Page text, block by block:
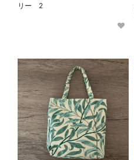
リー 2